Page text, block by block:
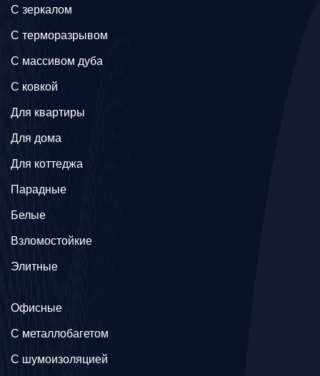
C зеркалом
C терморазрывом
C массивом дуба
C ковкой
Для квартиры
Для дома
Для коттеджа
Парадные
Белые
Взломостойкие
Элитные
Офисные
C металлобагетом
С шумоизоляцией